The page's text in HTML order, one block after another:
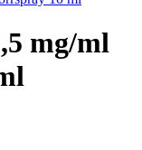
mg/ml